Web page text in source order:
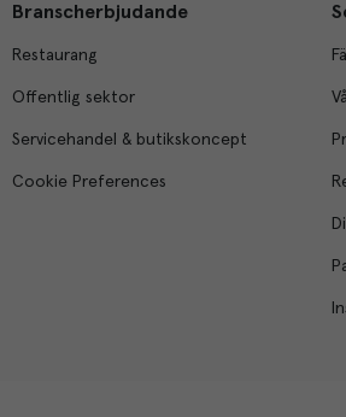
Branscherbjudande
Restaurang
Offentlig sektor
Servicehandel & butikskoncept
Cookie Preferences